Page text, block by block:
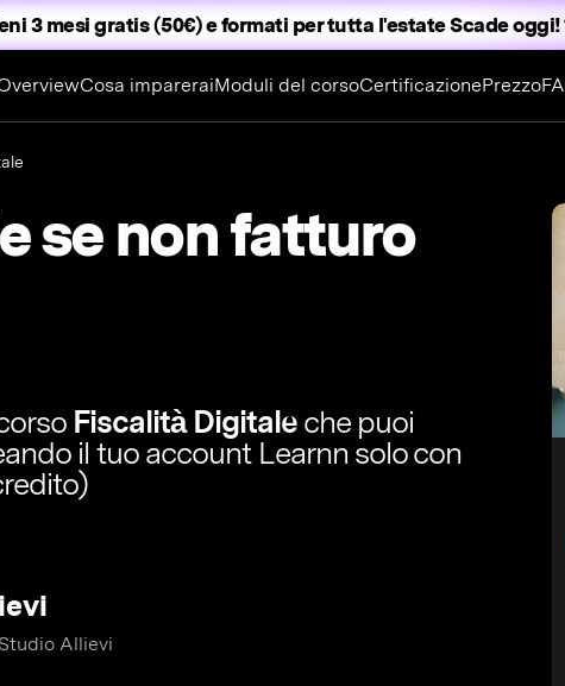
3 mesi gratis (50€) e formati per tutta l'estateScade oggi!
Cosa impareraiModuli del corsoCertificazionePrezzo
se non fatturo
Fiscalità Digitaleche puoi
il tuo account Learnn solo con
Allievi